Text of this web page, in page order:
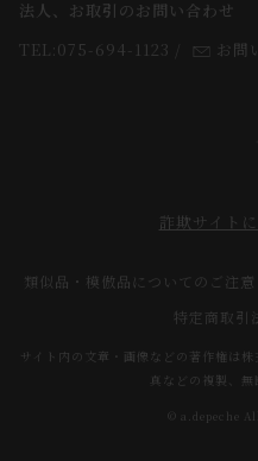
法人、お取引のお問い合わせ
TEL:075-694-1123
お問
詐欺サイト
類似品・模倣品についてのご注意
特定商取引
サイト内の文章・画像などの著作権は
真などの複製、無
© a.depeche